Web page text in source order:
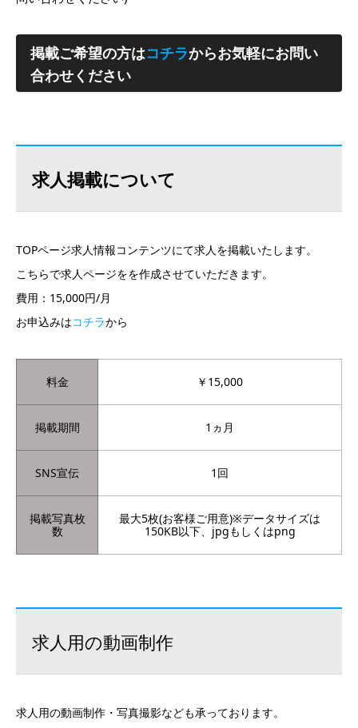
掲載ご希望の方はコチラからお気軽にお問い
合わせください
求人掲載について
TOPページ求人情報コンテンツにて求人を掲載いたします。
こちらで求人ページをを作成させていただきます。
費用：15,000円/月
お申込みはコチラから
料金 ￥15,000
掲載期間 1ヵ月
SNS宣伝 1回
掲載写真枚
数
最大5枚(お客様ご用意)※データサイズは
150KB以下、jpgもしくはpng
求人用の動画制作
求人用の動画制作・写真撮影なども承っております。